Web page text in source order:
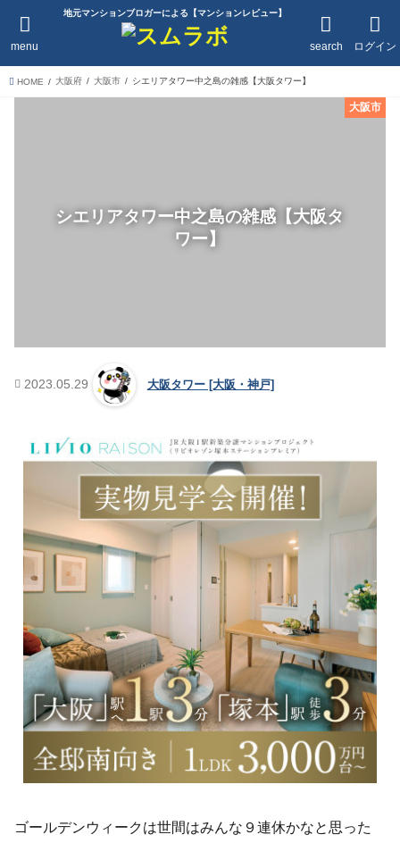
地元マンションブロガーによる【マンションレビュー】
ログイン
search
menu
HOME 大阪府 大阪市 シエリアタワー中之島の雑感【大阪タワー】
シエリアタワー中之島の雑感【大阪タ
ワー】
大阪市
2023.05.29 大阪タワー [大阪・神戸]
ゴールデンウィークは世間はみんな９連休かなと思った